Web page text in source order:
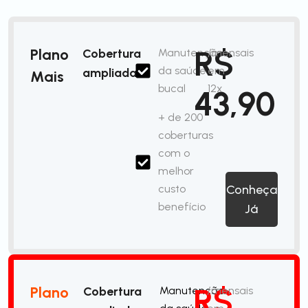
Plano
Mais
Cobertura
ampliada
Manutenção
da saúde
bucal
+ de 200
coberturas
com o
melhor
custo
benefício
R$
43,90
/mensais
em
12x
Conheça
Já
Plano
Cobertura
Manutenção/mensais